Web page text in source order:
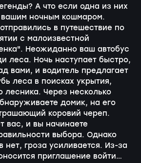
А что если одна из них
ночным кошмаром.
в путешествие по
с малоизвестной
Неожиданно ваш автобус
леса. Ночь наступает быстро,
вами, и водитель предлагает
леса в поисках укрытия,
лесника. Через несколько
домик, на его
коровий череп.
вас, и вы начинаете
выбора. Однако
нет, гроза усиливается. Из-за
приглашение войти…